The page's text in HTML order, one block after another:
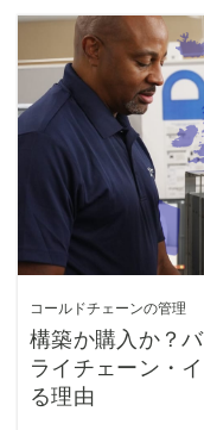
コールドチェーンの管理
構築か購入か？
ライチェーン・
る理由